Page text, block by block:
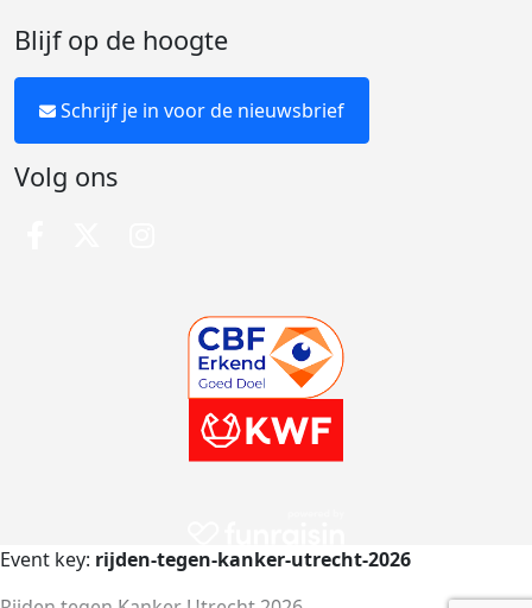
Blijf op de hoogte
Schrijf je in voor de nieuwsbrief
Volg ons
Event key: rijden-tegen-kanker-utrecht-2026